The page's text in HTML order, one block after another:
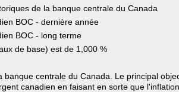
de la banque centrale du Canada
BOC - dernière année
BOC - long terme
de base) est de 1,000 %
banque centrale du Canada. Le principal
canadien en faisant en sorte que